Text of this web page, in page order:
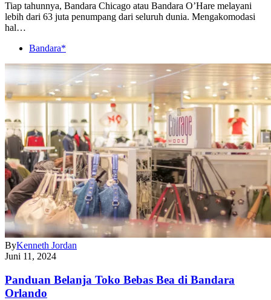
Tiap tahunnya, Bandara Chicago atau Bandara O’Hare melayani
lebih dari 63 juta penumpang dari seluruh dunia. Mengakomodasi
hal…
Bandara*
ByKenneth Jordan
Juni 11, 2024
Panduan Belanja Toko Bebas Bea di Bandara
Orlando